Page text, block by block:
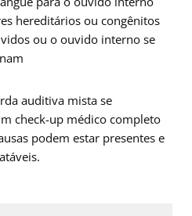
hereditários ou congênitos
ou o ouvido interno se
auditiva mista se
check-up médico completo
podem estar presentes e